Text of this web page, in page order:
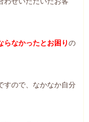
らなかったとお困りの
すので、なかなか自分